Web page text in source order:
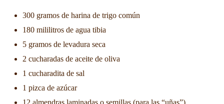
300 gramos de harina de trigo común
180 mililitros de agua tibia
5 gramos de levadura seca
2 cucharadas de aceite de oliva
1 cucharadita de sal
1 pizca de azúcar
12 almendras laminadas o semillas (para las “uñas”)